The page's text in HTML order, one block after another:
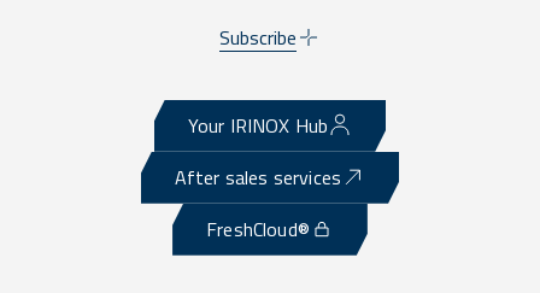
Subscribe
Your IRINOX Hub
After sales services
FreshCloud®